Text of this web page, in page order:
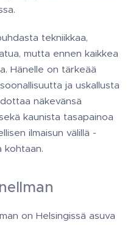
tekniikkaa,
mutta ennen kaikkea
Hänelle on tärkeää
ja uskallusta
näkevänsä
kaunista tasapainoa
ilmaisun välillä -
kohtaan.
on Helsingissä asuva